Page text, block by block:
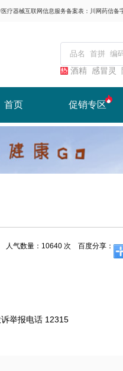
疗器械互联网信息服务备案表：川网药信备
酒精 感冒灵
首页 促销专区
人气数量： 10640 次 百度分享：
举报电话 12315